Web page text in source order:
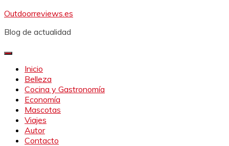
Saltar
contenido
Outdoorreviews.es
Blog de actualidad
Inicio
Belleza
Cocina y Gastronomía
Economía
Mascotas
Viajes
Autor
Contacto